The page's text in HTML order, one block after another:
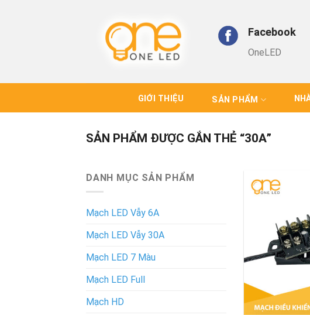
Facebook
OneLED
GIỚI THIỆU SẢN PHẨM
SẢN PHẨM ĐƯỢC GẮN THẺ “30A”
DANH MỤC SẢN PHẨM
Mạch LED Vẫy 6A
Mạch LED Vẫy 30A
Mạch LED 7 Màu
Mạch LED Full
Mạch HD
+